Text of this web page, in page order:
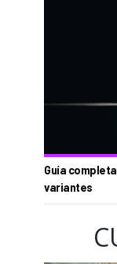
Guía
variantes